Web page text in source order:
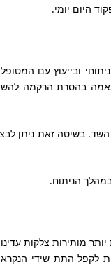
היום יומי.
ובייעוץ עם
בהסרת הרקמה
בשיטה זאת ניתן
הניתוח.
מותירות צלקות
לקפל התת שידי